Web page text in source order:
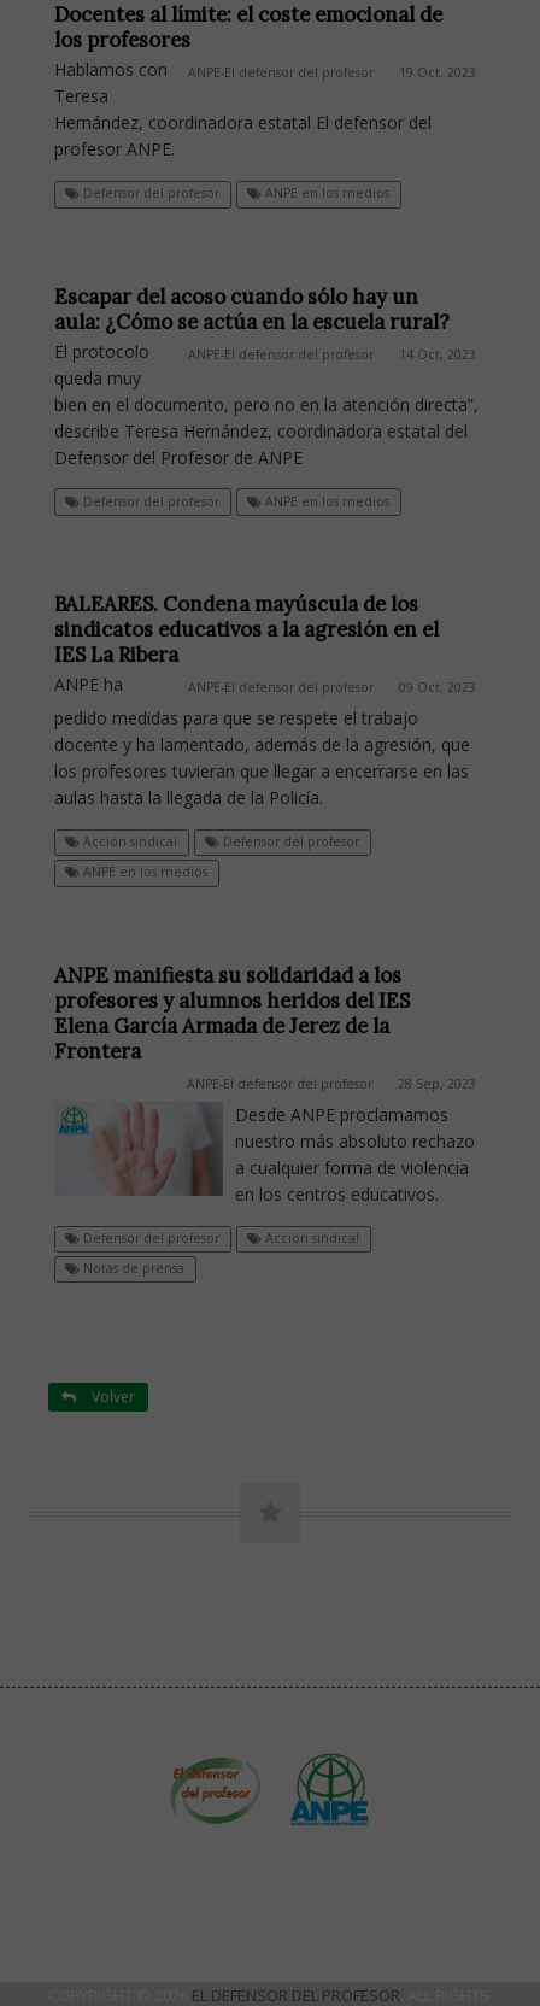
Docentes al límite: el coste emocional de
los profesores
ANPE-El defensor del profesor 19 Oct, 2023
Hablamos con
Teresa
Hernández, coordinadora estatal El defensor del
profesor ANPE.
Defensor del profesor ANPE en los medios
Escapar del acoso cuando sólo hay un
aula: ¿Cómo se actúa en la escuela rural?
ANPE-El defensor del profesor 14 Oct, 2023
El protocolo
queda muy
bien en el documento, pero no en la atención directa”,
describe Teresa Hernández, coordinadora estatal del
Defensor del Profesor de ANPE
Defensor del profesor ANPE en los medios
BALEARES. Condena mayúscula de los
sindicatos educativos a la agresión en el
IES La Ribera
ANPE-El defensor del profesor 09 Oct, 2023
ANPE ha
pedido medidas para que se respete el trabajo
docente y ha lamentado, además de la agresión, que
los profesores tuvieran que llegar a encerrarse en las
aulas hasta la llegada de la Policía.
Acción sindical
Defensor del profesor
ANPE en los medios
ANPE manifiesta su solidaridad a los
profesores y alumnos heridos del IES
Elena García Armada de Jerez de la
Frontera
ANPE-El defensor del profesor 28 Sep, 2023
Desde ANPE proclamamos
nuestro más absoluto rechazo
a cualquier forma de violencia
en los centros educativos.
Defensor del profesor
Acción sindical
Notas de prensa
Volver
EL DEFENSOR DEL PROFESOR